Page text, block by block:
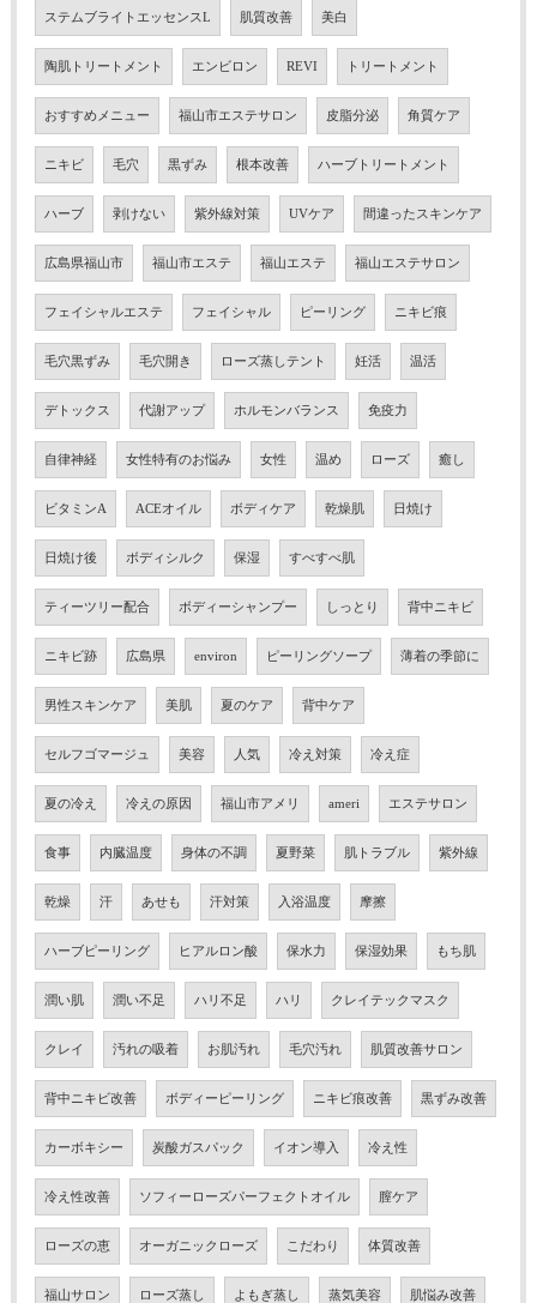
ステムブライトエッセンスL 肌質改善 美白
陶肌トリートメント エンビロン REVI トリートメント
おすすめメニュー 福山市エステサロン 皮脂分泌 角質ケア
ニキビ 毛穴 黒ずみ 根本改善 ハーブトリートメント
ハーブ 剥けない 紫外線対策 UVケア 間違ったスキンケア
広島県福山市 福山市エステ 福山エステ 福山エステサロン
フェイシャルエステ フェイシャル ピーリング ニキビ痕
毛穴黒ずみ 毛穴開き ローズ蒸しテント 妊活 温活
デトックス 代謝アップ ホルモンバランス 免疫力
自律神経 女性特有のお悩み 女性 温め ローズ 癒し
ビタミンA ACEオイル ボディケア 乾燥肌 日焼け
日焼け後 ボディシルク 保湿 すべすべ肌
ティーツリー配合 ボディーシャンプー しっとり 背中ニキビ
ニキビ跡 広島県 environ ピーリングソープ 薄着の季節に
男性スキンケア 美肌 夏のケア 背中ケア
セルフゴマージュ 美容 人気 冷え対策 冷え症
夏の冷え 冷えの原因 福山市アメリ ameri エステサロン
食事 内臓温度 身体の不調 夏野菜 肌トラブル 紫外線
乾燥 汗 あせも 汗対策 入浴温度 摩擦
ハーブピーリング ヒアルロン酸 保水力 保湿効果 もち肌
潤い肌 潤い不足 ハリ不足 ハリ クレイテックマスク
クレイ 汚れの吸着 お肌汚れ 毛穴汚れ 肌質改善サロン
背中ニキビ改善 ボディーピーリング ニキビ痕改善 黒ずみ改善
カーボキシー 炭酸ガスパック イオン導入 冷え性
冷え性改善 ソフィーローズパーフェクトオイル 膣ケア
ローズの恵 オーガニックローズ こだわり 体質改善
福山サロン ローズ蒸し よもぎ蒸し 蒸気美容 肌悩み改善